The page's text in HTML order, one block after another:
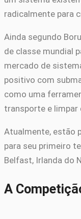
radicalmente para
Ainda segundo
de classe mundial
mercado de
positivo com
como uma
transporte e limpar
Atualmente, estão
para seu primeiro
Belfast, Irlanda do
A